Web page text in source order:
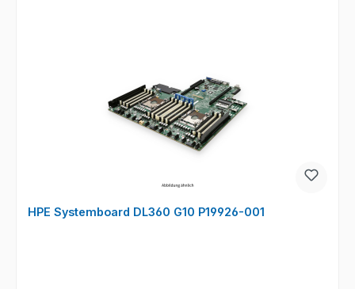
HPE Systemboard DL360 G10 P19926-001